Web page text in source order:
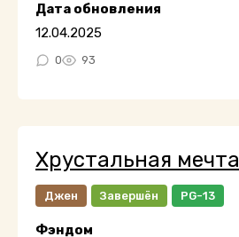
Дата обновления
12.04.2025
0 93
Хрустальная мечта
Джен Завершён PG-13
Фэндом